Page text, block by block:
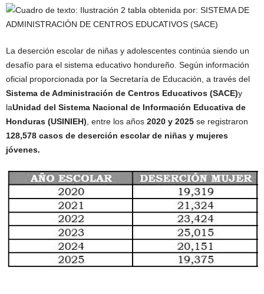
La deserción escolar de niñas y adolescentes continúa siendo un
desafío para el sistema educativo hondureño. Según información
oficial proporcionada por la Secretaría de Educación, a través del
Sistema de Administración de Centros Educativos (SACE)y
laUnidad del Sistema Nacional de Información Educativa de
Honduras (USINIEH) , entre los años 2020 y 2025 se registraron
128,578 casos de deserción escolar de niñas y mujeres
jóvenes.